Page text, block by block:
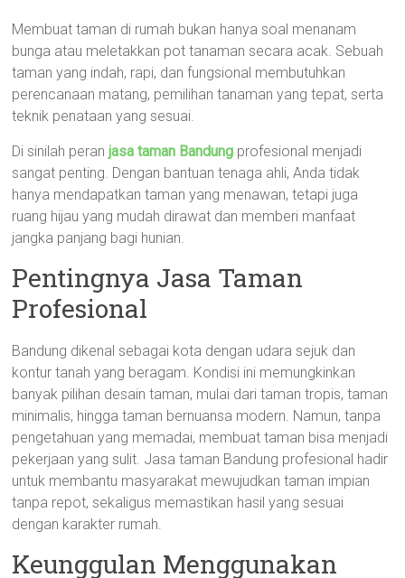
Membuat taman di rumah bukan hanya soal menanam
bunga atau meletakkan pot tanaman secara acak. Sebuah
taman yang indah, rapi, dan fungsional membutuhkan
perencanaan matang, pemilihan tanaman yang tepat, serta
teknik penataan yang sesuai.
Di sinilah peranjasa taman Bandung profesional menjadi
sangat penting. Dengan bantuan tenaga ahli, Anda tidak
hanya mendapatkan taman yang menawan, tetapi juga
ruang hijau yang mudah dirawat dan memberi manfaat
jangka panjang bagi hunian.
Pentingnya Jasa Taman
Profesional
Bandung dikenal sebagai kota dengan udara sejuk dan
kontur tanah yang beragam. Kondisi ini memungkinkan
banyak pilihan desain taman, mulai dari taman tropis, taman
minimalis, hingga taman bernuansa modern. Namun, tanpa
pengetahuan yang memadai, membuat taman bisa menjadi
pekerjaan yang sulit. Jasa taman Bandung profesional hadir
untuk membantu masyarakat mewujudkan taman impian
tanpa repot, sekaligus memastikan hasil yang sesuai
dengan karakter rumah.
Keunggulan Menggunakan